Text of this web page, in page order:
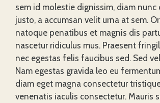
sem id molestie dignissim, diam nunc
justo, a accumsan velit urna at sem.
natoque penatibus et magnis dis
nascetur ridiculus mus. Praesent
nec egestas felis faucibus sed. Sed
Nam egestas gravida leo eu
diam eget magna consectetur
venenatis iaculis consectetur. Mauris